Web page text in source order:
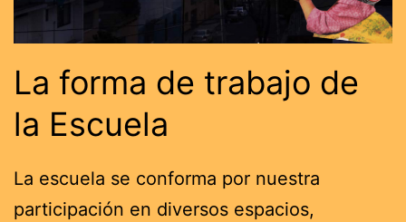
La forma de trabajo de
la Escuela
La escuela se conforma por nuestra
participación en diversos espacios,